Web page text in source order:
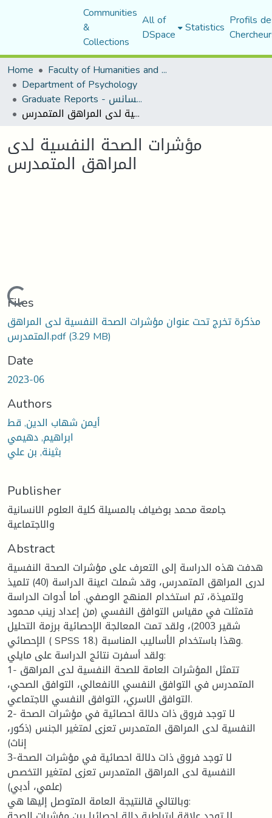
Communities
&
Collections
All of
DSpace Statistics Profils
Home
Faculty of Humanities and Social Sciences
Department of Psychology
Graduate Reports - تقارير الليسانس
مؤشرات الصحة النفسية لدى المراهق المتمدرس
مؤشرات الصحة النفسية لدى
المراهق المتمدرس
Loading...
Files
مذكرة تخرج تحت عنوان مؤشرات الصحة النفسية لدى المراهق
المتمدرس.pdf(3.29 MB)
Date
2023-06
Authors
أيمن شهاب الدين, قط
ابراهيم, دهيمي
بثينة, بن علي
Publisher
جامعة محمد بوضياف بالمسيلة كلية العلوم الانسانية
والاجتماعية
Abstract
هدفت هذه الدراسة إلى التعرف على مؤشرات الصحة النفسية
لدرى المراهق المتمدرس، وقد شملت اعينة الدراسة (40) تلميذ
ولتميذة، تم استخدام المنهج الوصفي. أما أدوات الدراسة
فتمثلت في مقياس التوافق النفسي (من إعداد زينب محمود
شقير 2003)، ولقد تمت المعالجة الإحصائية برزمة التحليل
الإحصائي ( SPSS 18.) وهذا باستخدام الأساليب المناسبة.
ولقد أسفرت نتائج الدراسة على مايلي:
1- تتمثل المؤشرات العامة للصحة النفسية لدى المراهق
المتمدرس في التوافق النفسي الانفعالي، التوافق الصحي،
التوافق الاسري، التوافق النفسي الاجتماعي.
2- لا توجد فروق ذات دلالة احصائية في مؤشرات الصحة
النفسية لدى المراهق المتمدرس تعزى لمتغير الجنس (ذكور،
إناث)
3-لا توجد فروق ذات دلالة احصائية في مؤشرات الصحة
النفسية لدى المراهق المتمدرس تعزى لمتغير التخصص
(علمي، أدبي)
وبالتالي قالنتيجة العامة المتوصل إليها هي: